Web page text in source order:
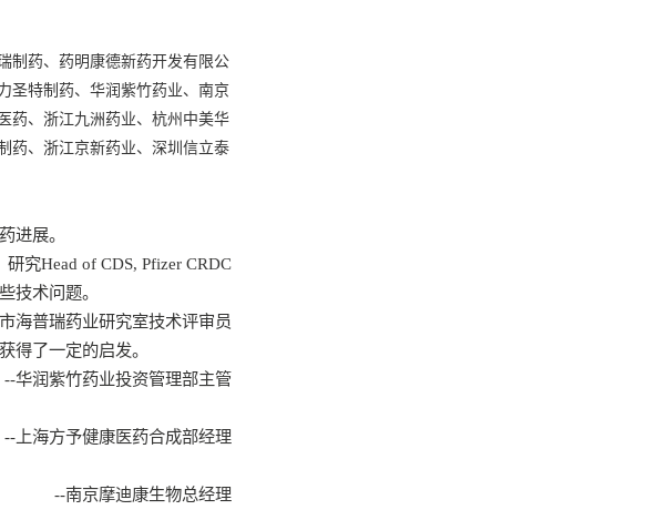
制药、药明康德新药开发有限公
圣特制药、华润紫竹药业、南京
药、浙江九洲药业、杭州中美华
药、浙江京新药业、深圳信立泰
进展。
研究Head of CDS, Pfizer CRDC
技术问题。
海普瑞药业研究室技术评审员
得了一定的启发。
--华润紫竹药业投资管理部主管
-- 上海方予健康医药合成部经理
--南京摩迪康生物总经理